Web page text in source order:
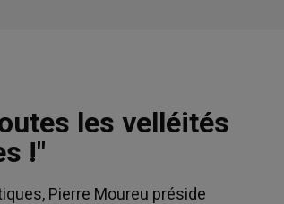
les velléités
!"
Pierre Moureu préside